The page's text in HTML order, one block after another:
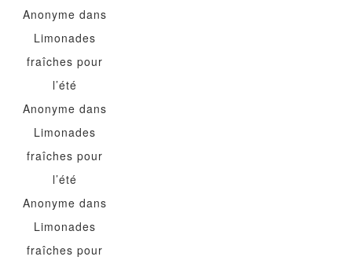
Anonyme dans
Limonades
fraîches pour
l’été
Anonyme dans
Limonades
fraîches pour
l’été
Anonyme dans
Limonades
fraîches pour